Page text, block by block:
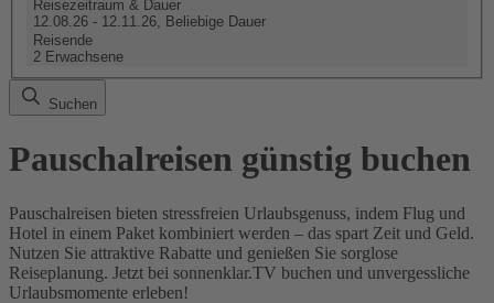
Reisezeitraum & Dauer
12.08.26 - 12.11.26, Beliebige Dauer
Reisende
2 Erwachsene
Suchen
Pauschalreisen günstig buchen
Pauschalreisen bieten stressfreien Urlaubsgenuss, indem Flug und
Hotel in einem Paket kombiniert werden – das spart Zeit und Geld.
Nutzen Sie attraktive Rabatte und genießen Sie sorglose
Reiseplanung. Jetzt bei sonnenklar.TV buchen und unvergessliche
Urlaubsmomente erleben!